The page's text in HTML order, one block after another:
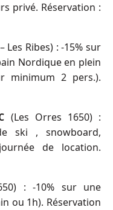
privé. Réservation :
Les Ribes) : -15% sur
Nordique en plein
minimum 2 pers.).
(Les Orres 1650) :
ski , snowboard,
de location.
: -10% sur une
ou 1h). Réservation